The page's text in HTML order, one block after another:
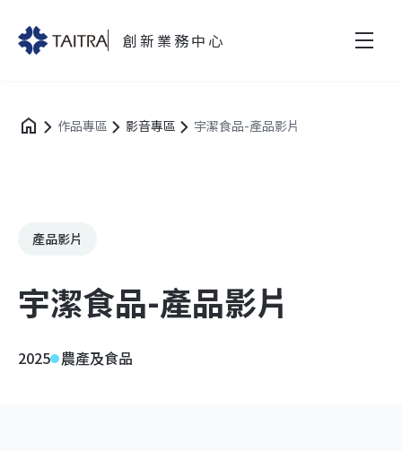
創新業務中心
作品專區 影音專區 宇潔食品-產品影片
產品影片
宇潔食品-產品影片
2025 農產及食品